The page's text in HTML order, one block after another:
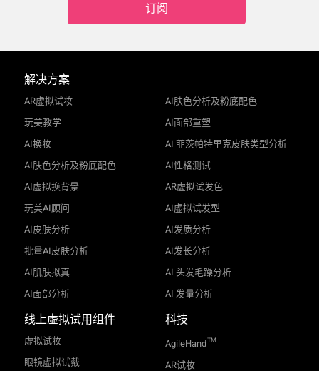
订阅
解决方案
AR虚拟试妆
玩美教学
AI换妆
AI肤色分析及粉底配色
AI虚拟换背景
玩美AI顾问
AI皮肤分析
批量AI皮肤分析
AI肌肤拟真
AI面部分析
AI肤色分析及粉底配色
AI面部重塑
AI 菲茨帕特里克皮肤类型分析
AI性格测试
AR虚拟试发色
AI虚拟试发型
AI发质分析
AI发长分析
AI 头发毛躁分析
AI 发量分析
线上虚拟试用组件
虚拟试妆
眼镜虚拟试戴
科技
AgileHandTM
AR试妆